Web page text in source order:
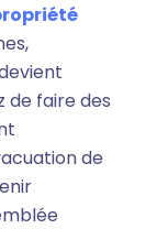
de faire des
de